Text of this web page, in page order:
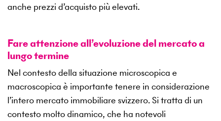
anche prezzi d’acquisto più elevati.
Fare attenzione all’evoluzione del mercato a
lungo termine
Nel contesto della situazione microscopica e
macroscopica è importante tenere in considerazione
l’intero mercato immobiliare svizzero. Si tratta di un
contesto molto dinamico, che ha notevoli